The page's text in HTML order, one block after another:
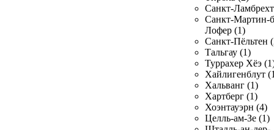
Санкт-
Санкт-Мартин-
Лофер (1)
Санкт-Пёльтен
Тальгау (1)
Туррахер Хёэ
Хайлигенблут
Хальванг (1)
Хартберг (1)
Хоэнтауэрн (4)
Целль-ам-Зе (1)